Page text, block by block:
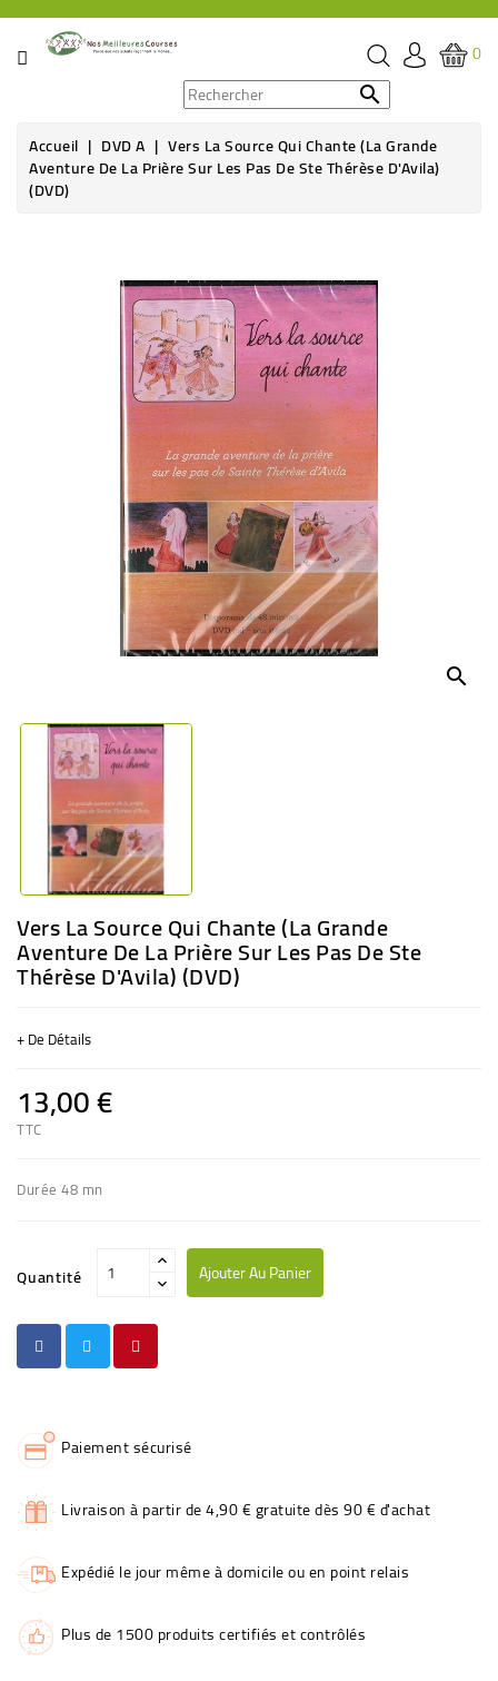
CATÉGORIE
ÉPICERIE
0

Accueil DVD A Vers La Source Qui Chante (La Grande
Aventure De La Prière Sur Les Pas De Ste Thérèse D'Avila)
(DVD)
search
Vers La Source Qui Chante (La Grande
Aventure De La Prière Sur Les Pas De Ste
Thérèse D'Avila) (DVD)
+ De Détails
13,00 €
TTC
Durée 48 mn
Quantité Ajouter Au Panier
Paiement sécurisé
Livraison à partir de 4,90 € gratuite dès 90 € d'achat
Expédié le jour même à domicile ou en point relais
Plus de 1500 produits certifiés et contrôlés